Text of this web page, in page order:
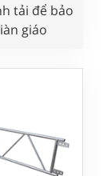
tải để bảo
giáo